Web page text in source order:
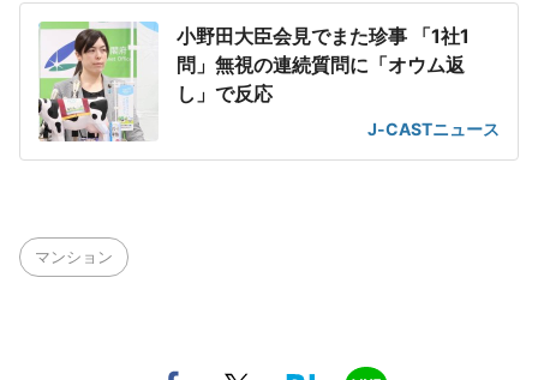
小野田大臣会見でまた珍事 「1社1
問」無視の連続質問に「オウム返
し」で反応
J-CASTニュース
マンション